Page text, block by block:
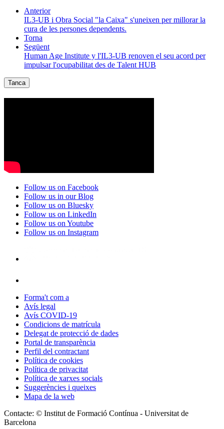
Anterior
IL3-UB i Obra Social "la Caixa" s'uneixen per millorar la
cura de les persones dependents.
Torna
Següent
Human Age Institute y l'IL3-UB renoven el seu acord per
impulsar l'ocupabilitat des de Talent HUB
Tanca
Follow us on Facebook
Follow us in our Blog
Follow us on Bluesky
Follow us on LinkedIn
Follow us on Youtube
Follow us on Instagram
Forma't com a
Avís legal
Avís COVID-19
Condicions de matrícula
Delegat de protecció de dades
Portal de transparència
Perfil del contractant
Política de cookies
Política de privacitat
Política de xarxes socials
Suggerències i queixes
Mapa de la web
Contacte: © Institut de Formació Contínua - Universitat de
Barcelona